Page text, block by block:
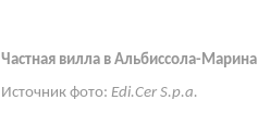
Частная вилла в Альбиссола-Марина
Источник фото: Edi.Cer S.p.a.